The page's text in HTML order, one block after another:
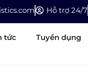
Hỗ trợ 24/7
tức Tuyển dụng